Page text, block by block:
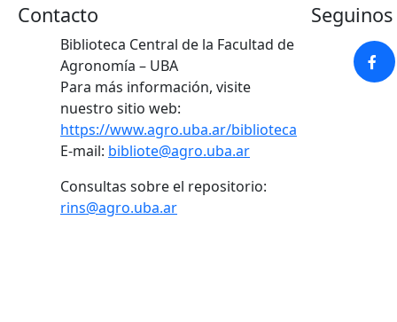
Contacto
Biblioteca Central de la Facultad de
Agronomía – UBA
Para más información, visite
nuestro sitio web:
https://www.agro.uba.ar/biblioteca
E-mail: bibliote@agro.uba.ar
Consultas sobre el repositorio:
rins@agro.uba.ar